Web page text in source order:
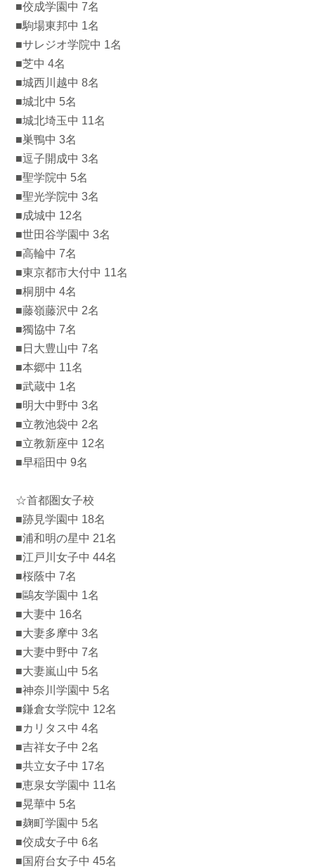
■佼成学園中 7名
■駒場東邦中 1名
■サレジオ学院中 1名
■芝中 4名
■城西川越中 8名
■城北中 5名
■城北埼玉中 11名
■巣鴨中 3名
■逗子開成中 3名
■聖学院中 5名
■聖光学院中 3名
■成城中 12名
■世田谷学園中 3名
■高輪中 7名
■東京都市大付中 11名
■桐朋中 4名
■藤嶺藤沢中 2名
■獨協中 7名
■日大豊山中 7名
■本郷中 11名
■武蔵中 1名
■明大中野中 3名
■立教池袋中 2名
■立教新座中 12名
■早稲田中 9名
☆首都圏女子校
■跡見学園中 18名
■浦和明の星中 21名
■江戸川女子中 44名
■桜蔭中 7名
■鷗友学園中 1名
■大妻中 16名
■大妻多摩中 3名
■大妻中野中 7名
■大妻嵐山中 5名
■神奈川学園中 5名
■鎌倉女学院中 12名
■カリタス中 4名
■吉祥女子中 2名
■共立女子中 17名
■恵泉女学園中 11名
■晃華中 5名
■麹町学園中 5名
■佼成女子中 6名
■国府台女子中 45名